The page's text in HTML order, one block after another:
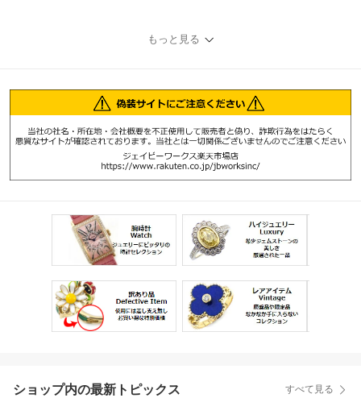
もっと見る
ショップ内の最新トピックス すべて見る